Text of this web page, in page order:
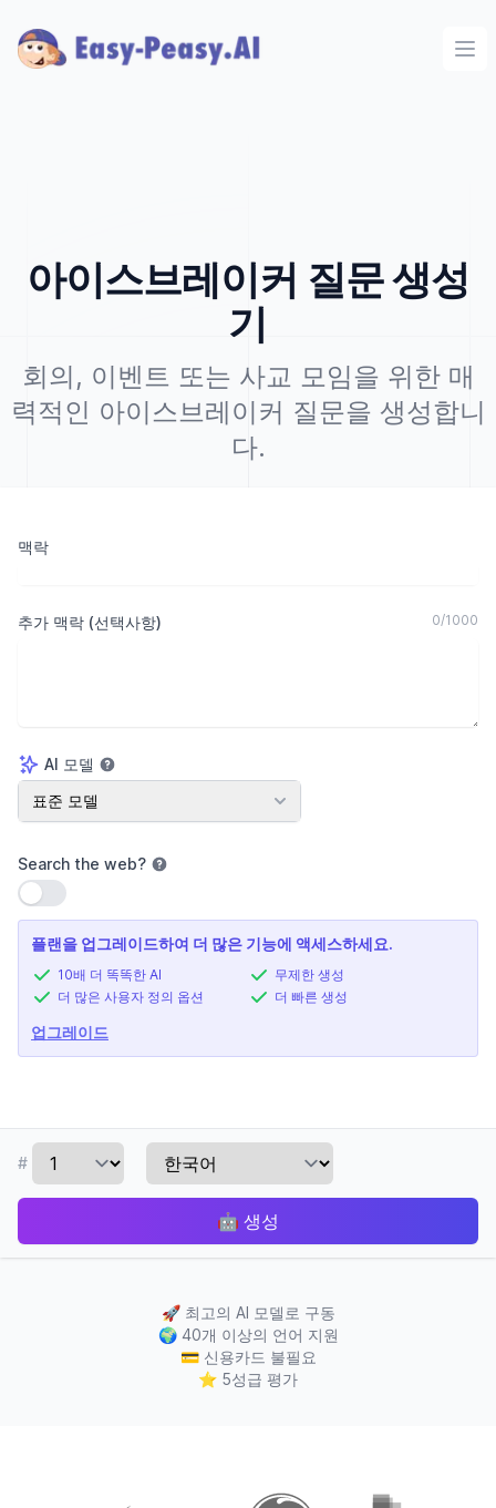
아이스브레이커 질문 생성
기
회의, 이벤트 또는 사교 모임을 위한 매
력적인 아이스브레이커 질문을 생성합니
다.
맥락
추가 맥락 (선택사항) 0/1000
AI 모델
AI 모델
표준 모델
Search the web?
설정 사용
플랜을 업그레이드하여 더 많은 기능에 액세스하세요.
10배 더 똑똑한 AI
더 많은 사용자 정의 옵션
무제한 생성
더 빠른 생성
업그레이드
#
🤖 생성
🚀 최고의 AI 모델로 구동
🌍 40개 이상의 언어 지원
💳 신용카드 불필요
⭐ 5성급 평가